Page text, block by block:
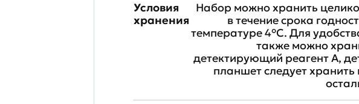
Условия
хранения
Набор можно хранить
в течение срока
температуре 4°C. Для
также можно
детектирующий реагент A,
планшет следует